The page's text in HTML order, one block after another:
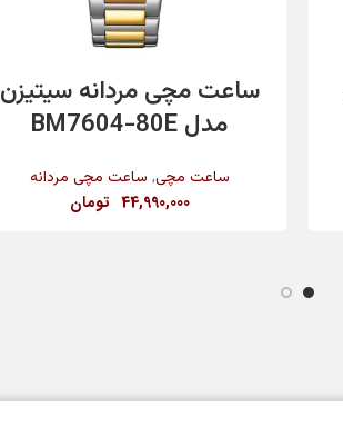
افزودن به سبد خرید
ساعت مچی مردانه سیتیزن
مدل BM7604-80E
ساعت مچی, ساعت مچی مردانه
44,990,000 تومان